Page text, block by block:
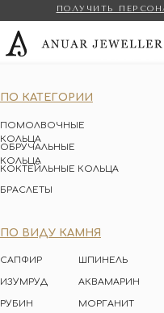
ПОЛУЧИТЬ
ПО КАТЕГОРИИ
ПОМОЛВОЧНЫЕ
КОЛЬЦА
ОБРУЧАЛЬНЫЕ
КОЛЬЦА
КОКТЕЙЛЬНЫЕ КОЛЬЦА
БРАСЛЕТЫ
ПО ВИДУ КАМНЯ
САПФИР
ИЗУМРУД
ШПИНЕЛЬ
РУБИН
АКВАМАРИН
МОРГАНИТ